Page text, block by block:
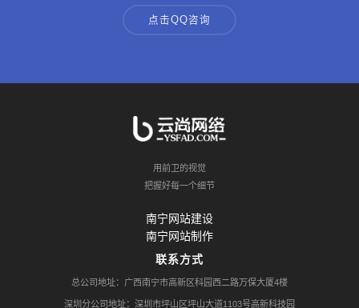
点击QQ咨询
用前卫的视觉
把握好每一个细节
南宁网站建设
南宁网站制作
联系方式
总公司地址：广西南宁市高新区科园西二路万保大厦4楼
深圳分公司地址：深圳市坪山区坪山大道1103号高新科技园